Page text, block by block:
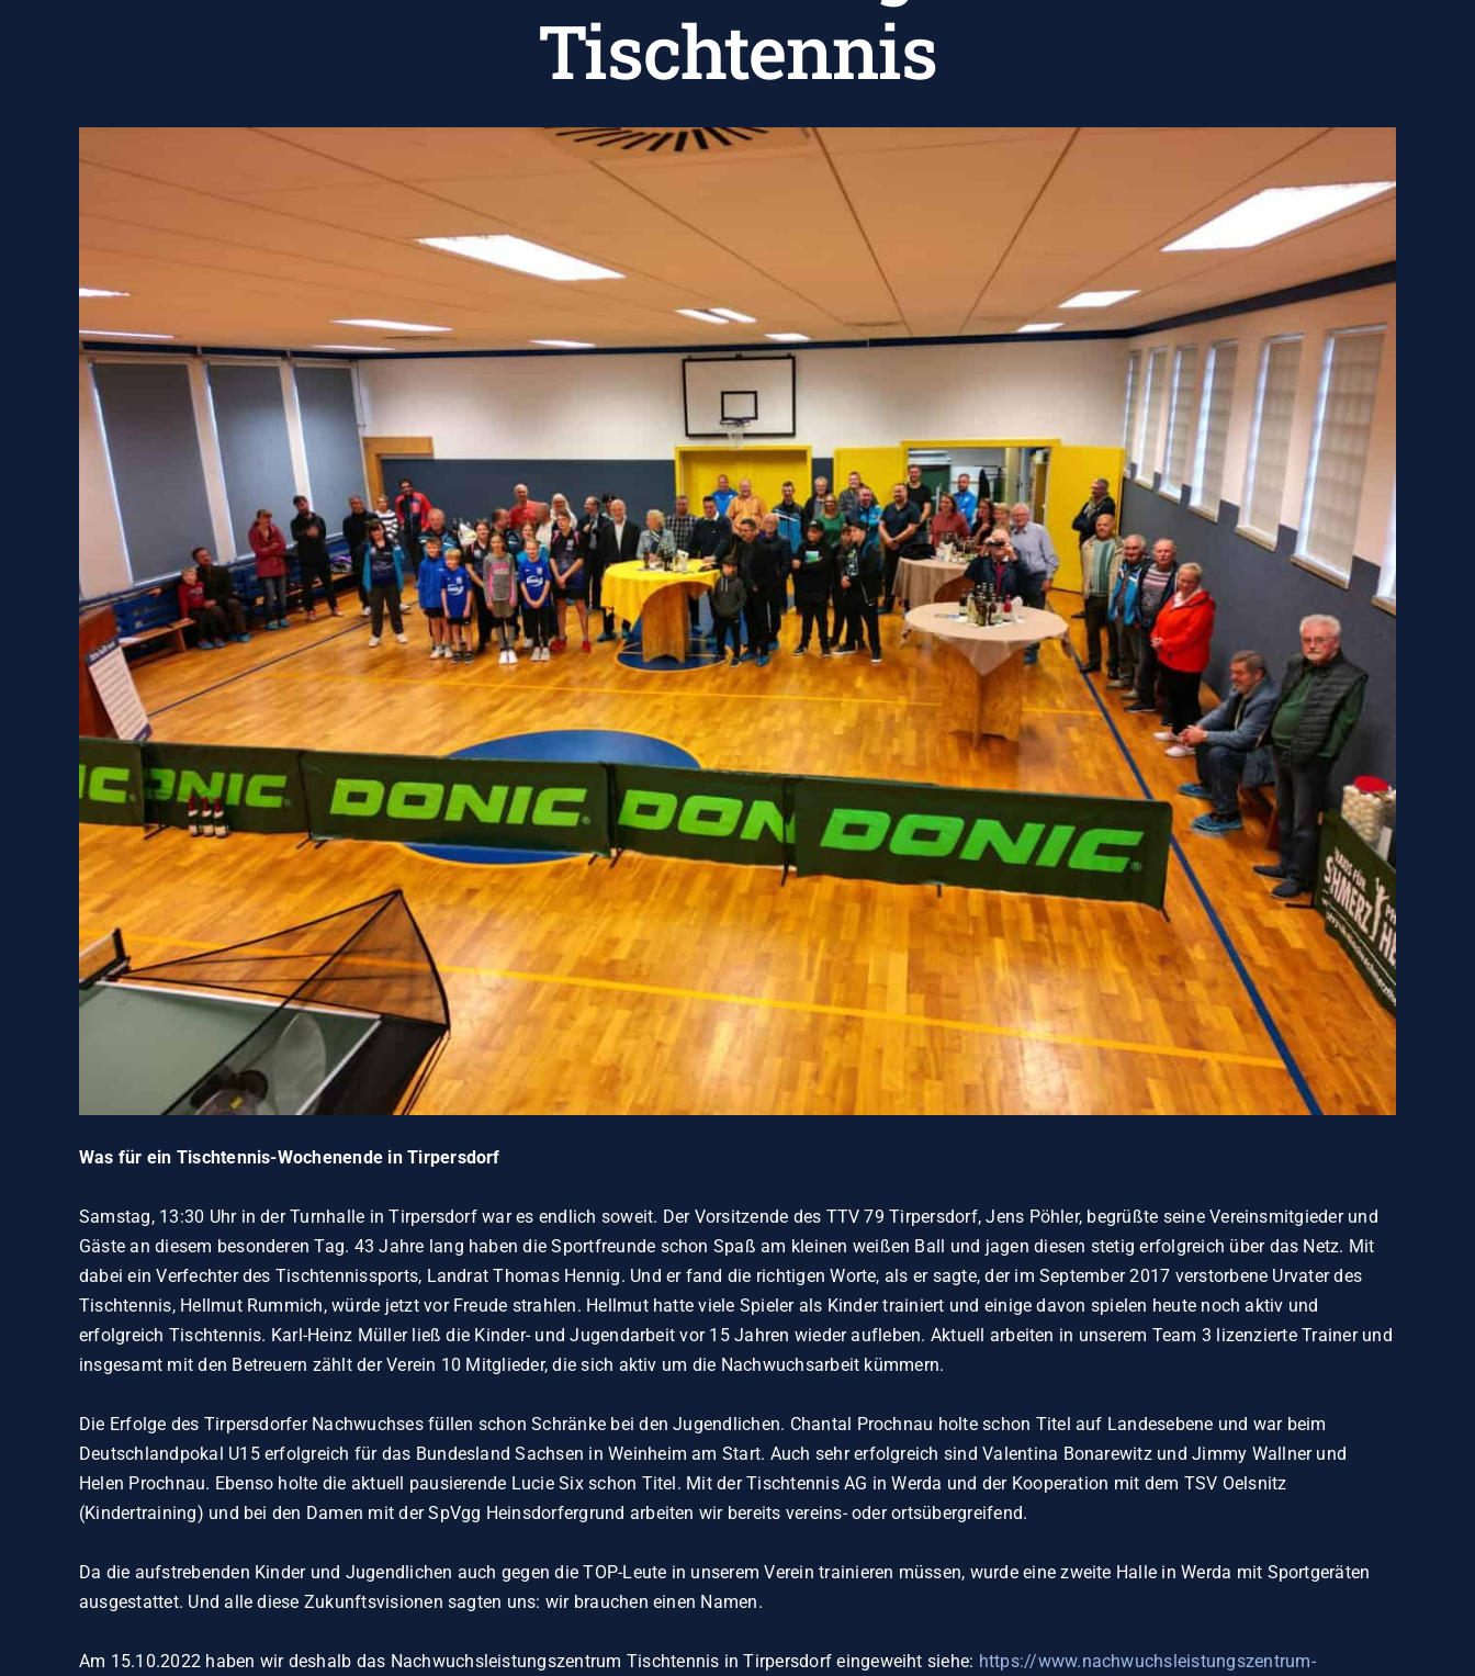
Tischtennis
Was für ein Tischtennis-Wochenende in Tirpersdorf
Samstag, 13:30 Uhr in der Turnhalle in Tirpersdorf war es endlich soweit. Der Vorsitzende des TTV 79 Tirpersdorf, Jens Pöhler, begrüßte seine Vereinsmitgieder und
Gäste an diesem besonderen Tag. 43 Jahre lang haben die Sportfreunde schon Spaß am kleinen weißen Ball und jagen diesen stetig erfolgreich über das Netz. Mit
dabei ein Verfechter des Tischtennissports, Landrat Thomas Hennig. Und er fand die richtigen Worte, als er sagte, der im September 2017 verstorbene Urvater des
Tischtennis, Hellmut Rummich, würde jetzt vor Freude strahlen. Hellmut hatte viele Spieler als Kinder trainiert und einige davon spielen heute noch aktiv und
erfolgreich Tischtennis. Karl-Heinz Müller ließ die Kinder- und Jugendarbeit vor 15 Jahren wieder aufleben. Aktuell arbeiten in unserem Team 3 lizenzierte Trainer und
insgesamt mit den Betreuern zählt der Verein 10 Mitglieder, die sich aktiv um die Nachwuchsarbeit kümmern.
Die Erfolge des Tirpersdorfer Nachwuchses füllen schon Schränke bei den Jugendlichen. Chantal Prochnau holte schon Titel auf Landesebene und war beim
Deutschlandpokal U15 erfolgreich für das Bundesland Sachsen in Weinheim am Start. Auch sehr erfolgreich sind Valentina Bonarewitz und Jimmy Wallner und
Helen Prochnau. Ebenso holte die aktuell pausierende Lucie Six schon Titel. Mit der Tischtennis AG in Werda und der Kooperation mit dem TSV Oelsnitz
(Kindertraining) und bei den Damen mit der SpVgg Heinsdorfergrund arbeiten wir bereits vereins- oder ortsübergreifend.
Da die aufstrebenden Kinder und Jugendlichen auch gegen die TOP-Leute in unserem Verein trainieren müssen, wurde eine zweite Halle in Werda mit Sportgeräten
ausgestattet. Und alle diese Zukunftsvisionen sagten uns: wir brauchen einen Namen.
Am 15.10.2022 haben wir deshalb das Nachwuchsleistungszentrum Tischtennis in Tirpersdorf eingeweiht siehe: https://www.nachwuchsleistungszentrum-